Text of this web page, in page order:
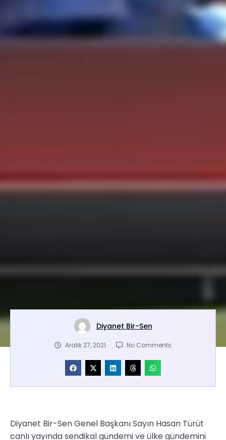
Diyanet Bir-Sen
Aralık 27, 2021 No Comments
Diyanet Bir-Sen Genel Başkanı Sayın Hasan Türüt
canlı yayında sendikal gündemi ve ülke gündemini